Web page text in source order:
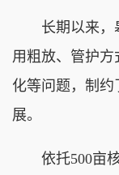
长期以来，皋
用粗放、管护
化等问题，制
展。
依托500亩核